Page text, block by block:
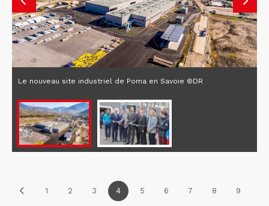
Le nouveau site industriel de Poma en Savoie ©DR
1 2 3 4 5 6 7 8 9